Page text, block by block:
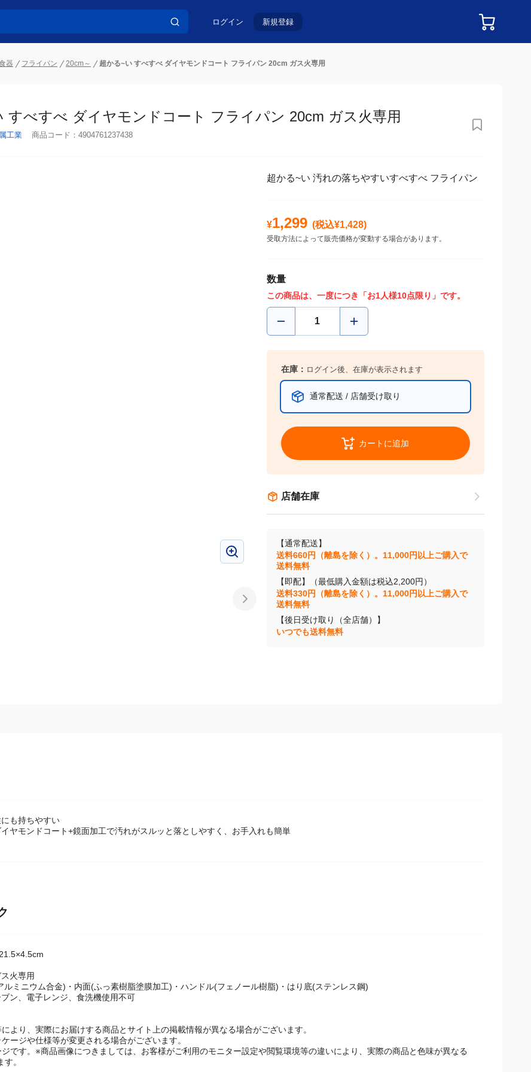
ログイン 新規登録
器 フライパン 20cm～ 超かる~い すべすべ ダイヤモンドコート フライパン 20cm ガス火専用
すべすべ ダイヤモンドコート フライパン 20cm ガス火専用
工業 商品コード： 4904761237438
超かる~い 汚れの落ちやすいすべすべ フライパン
¥1,299 (税込¥1,428)
受取方法によって販売価格が変動する場合があります。
数量
この商品は、一度につき「お1人様10点限り」です。
在庫： ログイン後、在庫が表示されます
通常配送 / 店舗受け取り
カートに追加
店舗在庫
【通常配送】
送料660円（離島を除く）。11,000円以上ご購入で
送料無料
【即配】（最低購入金額は税込2,200円）
送料330円（離島を除く）。11,000円以上ご購入で
送料無料
【後日受け取り（全店舗）】
いつでも送料無料
も持ちやすい
ヤモンドコート+鏡面加工で汚れがスルッと落としやすく、お手入れも簡単
火専用
ルミニウム合金)・内面(ふっ素樹脂塗膜加工)・ハンドル(フェノール樹脂)・はり底(ステンレス鋼)
ン、電子レンジ、食洗機使用不可
より、実際にお届けする商品とサイト上の掲載情報が異なる場合がございます。
ージや仕様等が変更される場合がございます。
です。※商品画像につきましては、お客様がご利用のモニター設定や閲覧環境等の違いにより、実際の商品と色味が異なる
。